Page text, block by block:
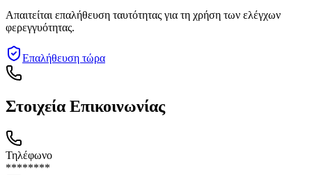
Απαιτείται επαλήθευση ταυτότητας για τη χρήση των ελέγχων
φερεγγυότητας.
Επαλήθευση τώρα
Στοιχεία Επικοινωνίας
Τηλέφωνο
********